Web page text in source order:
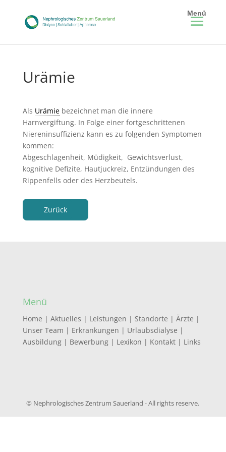
Urämie
Als Urämiebezeichnet man die innere
Harnvergiftung. In Folge einer fortgeschrittenen
Niereninsuffizienz kann es zu folgenden Symptomen
kommen:
Abgeschlagenheit, Müdigkeit, Gewichtsverlust,
kognitive Defizite, Hautjuckreiz, Entzündungen des
Rippenfells oder des Herzbeutels.
Zurück
Menü
Home | Aktuelles | Leistungen | Standorte | Ärzte |
Unser Team | Erkrankungen | Urlaubsdialyse |
Ausbildung| Bewerbung| Lexikon | Kontakt| Links
© Nephrologisches Zentrum Sauerland - All rights reserve.